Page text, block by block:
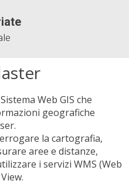
Web GIS che
geografiche
la cartografia,
aree e distanze,
i servizi WMS (Web